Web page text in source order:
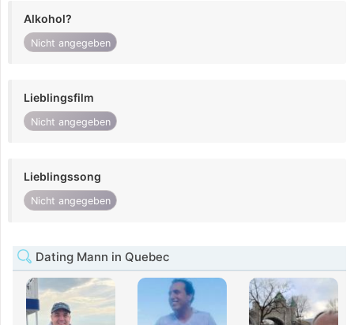
Alkohol?
Nicht angegeben
Lieblingsfilm
Nicht angegeben
Lieblingssong
Nicht angegeben
Dating Mann in Quebec